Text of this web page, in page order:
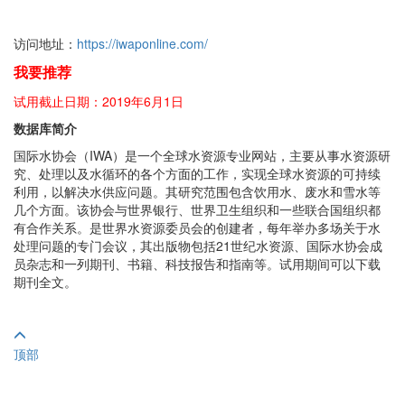
访问地址： https://iwaponline.com/
我要推荐
试用截止日期：2019年6月1日
数据库简介
国际水协会（IWA）是一个全球水资源专业网站，主要从事水资源研
究、处理以及水循环的各个方面的工作，实现全球水资源的可持续
利用，以解决水供应问题。其研究范围包含饮用水、废水和雪水等
几个方面。该协会与世界银行、世界卫生组织和一些联合国组织都
有合作关系。是世界水资源委员会的创建者，每年举办多场关于水
处理问题的专门会议，其出版物包括21世纪水资源、国际水协会成
员杂志和一列期刊、书籍、科技报告和指南等。试用期间可以下载
期刊全文。
顶部